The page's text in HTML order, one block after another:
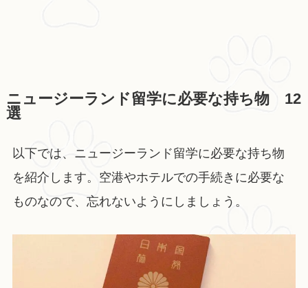
ニュージーランド留学に必要な持ち物 12
選
以下では、ニュージーランド留学に必要な持ち物
を紹介します。空港やホテルでの手続きに必要な
ものなので、忘れないようにしましょう。